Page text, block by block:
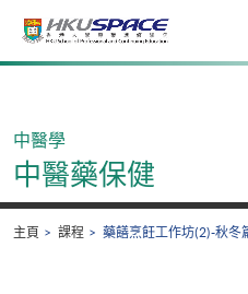
Main
中醫學
中醫藥保健
主頁 課程 藥饍烹飪工作坊(2)-秋冬